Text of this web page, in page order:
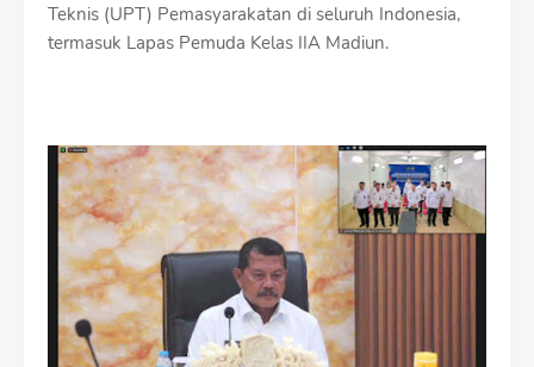
Teknis (UPT) Pemasyarakatan di seluruh Indonesia,
termasuk Lapas Pemuda Kelas IIA Madiun.